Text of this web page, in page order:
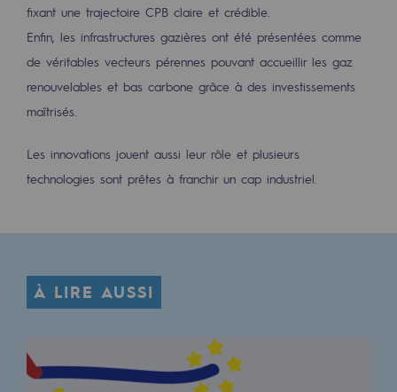
Décarbonation : une priorité
Limitation des émissions atmosphériques
Gestion de l'énergie
Préservation de la biodiversité
Gestion des impacts
Responsabilité sociale et
Energiz Mouv
Energiz Mouv
Le programme social et territorial de
Territorial
fixant une trajectoire CPB claire et crédible.
Enfin, les infrastructures gazières ont été présentées comme
de véritables vecteurs pérennes pouvant accueillir les gaz
renouvelables et bas carbone grâce à des investissements
maîtrisés.
Les innovations jouent aussi leur rôle et plusieurs
technologies sont prêtes à franchir un cap industriel.
À LIRE AUSSI